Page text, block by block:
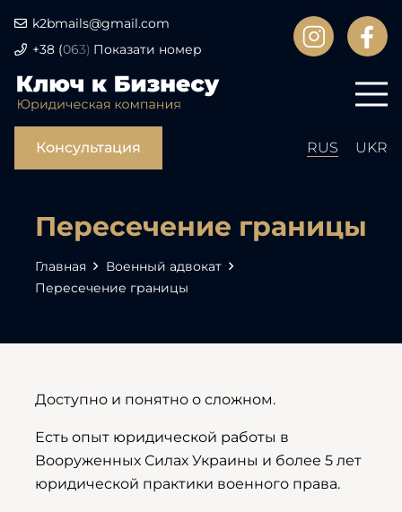
k2bmails@gmail.com
+38(063) Показати номер
Консультация RUS UKR
Пересечение границы
Главная
Военный адвокат
Пересечение границы
Доступно и понятно о сложном.
Есть опыт юридической работы в
Вооруженных Силах Украины и более 5 лет
юридической практики военного права.